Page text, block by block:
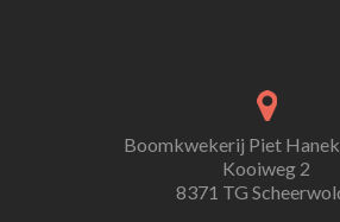
Boomkwekerij Piet
Kooiweg 2
8371 TG